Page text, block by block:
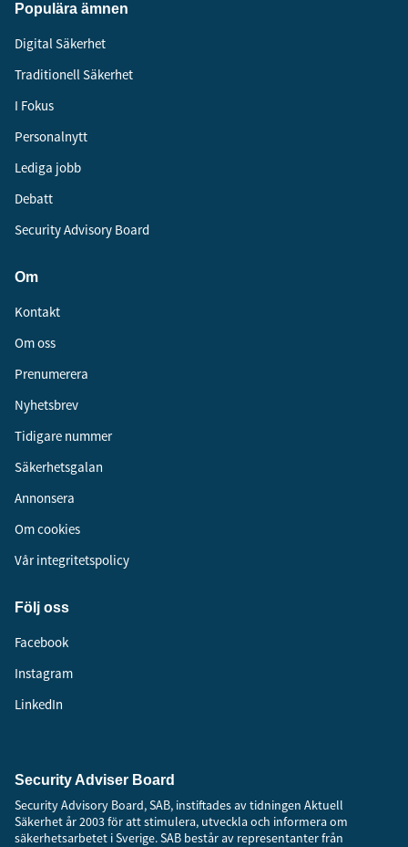
Populära ämnen
Digital Säkerhet
Traditionell Säkerhet
I Fokus
Personalnytt
Lediga jobb
Debatt
Security Advisory Board
Om
Kontakt
Om oss
Prenumerera
Nyhetsbrev
Tidigare nummer
Säkerhetsgalan
Annonsera
Om cookies
Vår integritetspolicy
Följ oss
Facebook
Instagram
LinkedIn
Security Adviser Board
Security Advisory Board, SAB, instiftades av tidningen Aktuell
Säkerhet år 2003 för att stimulera, utveckla och informera om
säkerhetsarbetet i Sverige. SAB består av representanter från